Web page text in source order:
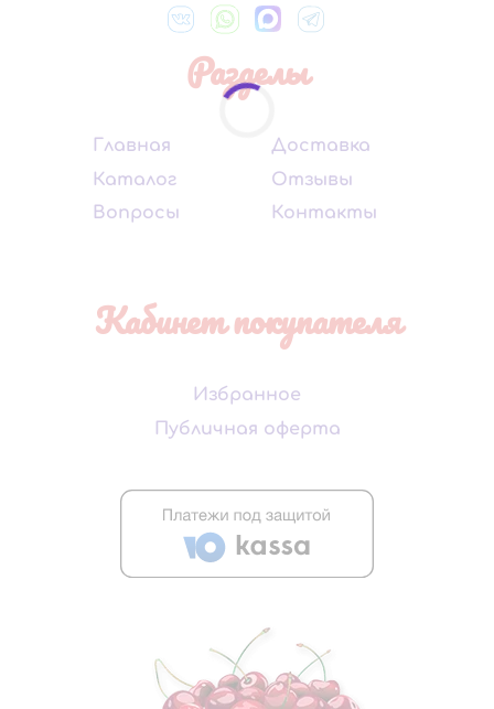
Разделы
Главная
Каталог
Вопросы
Доставка
Отзывы
Контакты
Кабинет покупателя
Избранное
Публичная оферта